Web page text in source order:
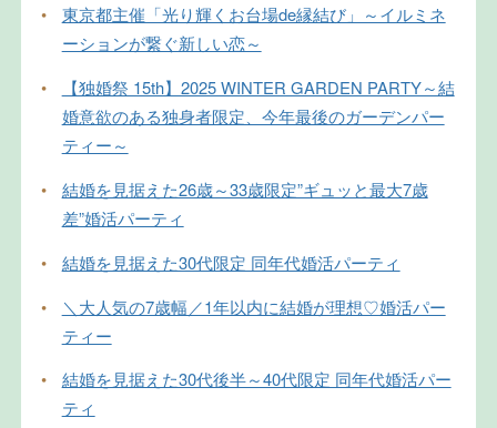
•
東京都主催「光り輝くお台場de縁結び」～イルミネ
ーションが繋ぐ新しい恋～
•
【独婚祭 15th】2025 WINTER GARDEN PARTY～結
婚意欲のある独身者限定、今年最後のガーデンパー
ティー～
•
結婚を見据えた26歳～33歳限定”ギュッと最大7歳
差”婚活パーティ
•
結婚を見据えた30代限定 同年代婚活パーティ
•
＼大人気の7歳幅／1年以内に結婚が理想♡婚活パー
ティー
•
結婚を見据えた30代後半～40代限定 同年代婚活パー
ティ